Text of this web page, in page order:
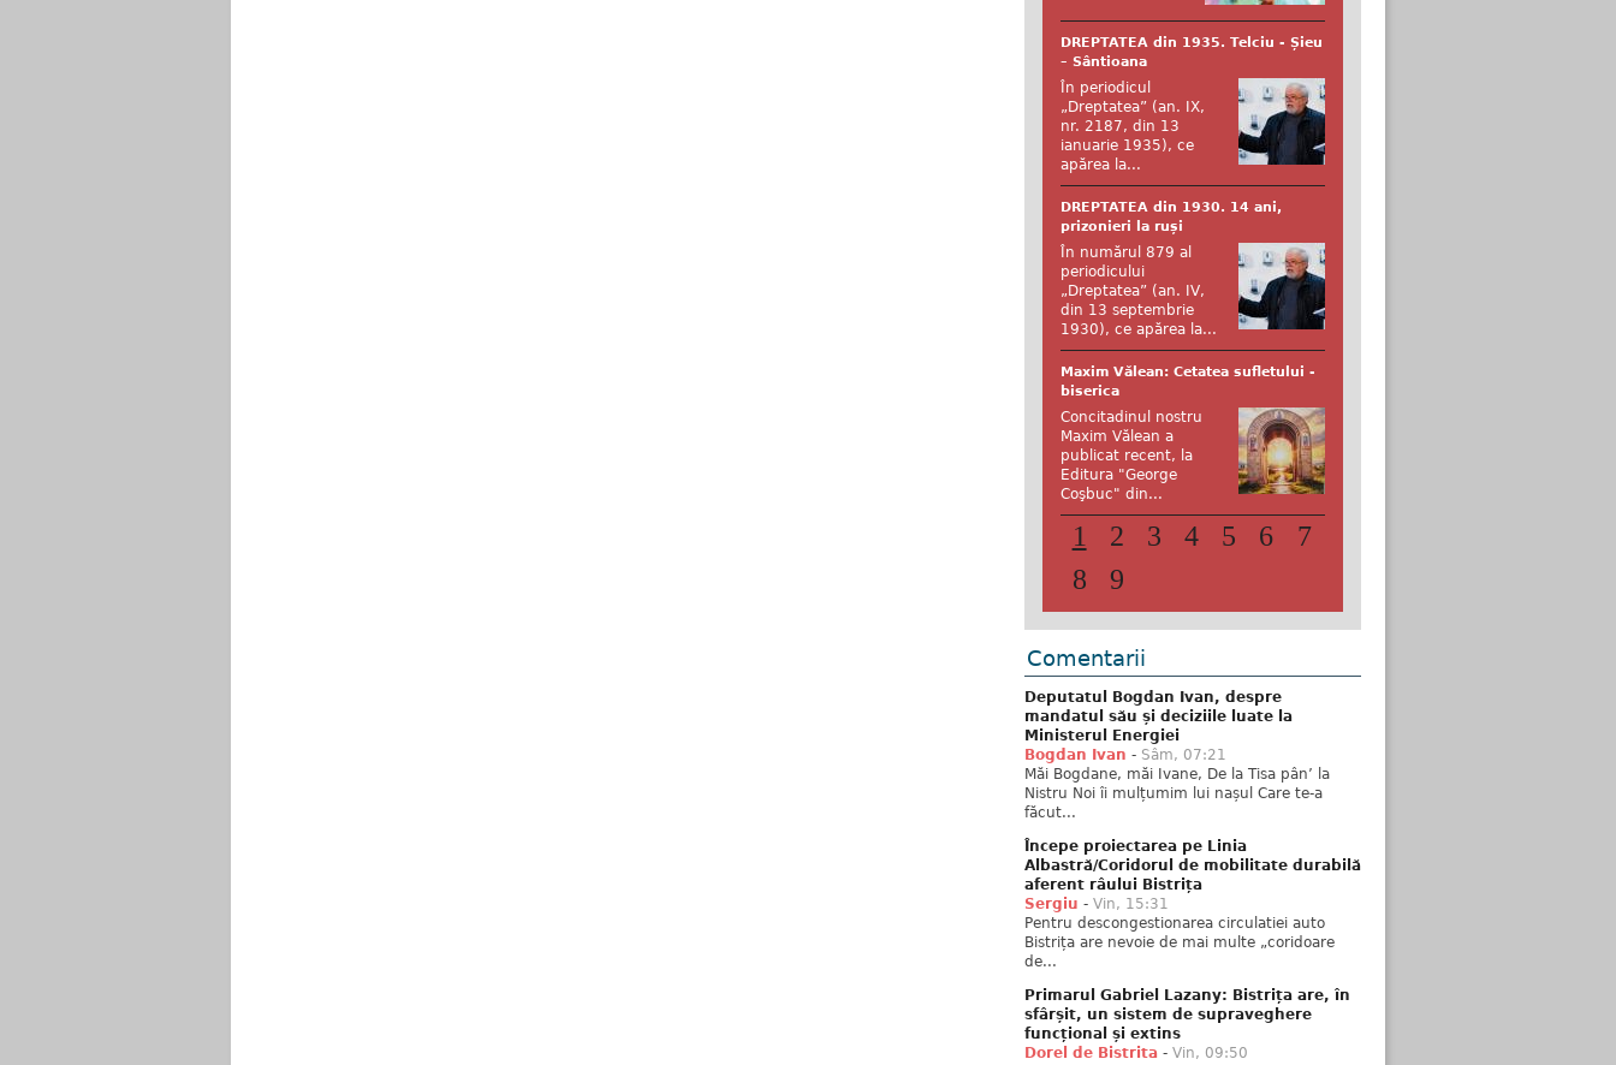
DREPTATEA din 1935. Telciu - Șieu
– Sântioana
În periodicul
„Dreptatea” (an. IX,
nr. 2187, din 13
ianuarie 1935), ce
apărea la...
DREPTATEA din 1930. 14 ani,
prizonieri la ruși
În numărul 879 al
periodicului
„Dreptatea” (an. IV,
din 13 septembrie
1930), ce apărea la...
Maxim Vălean: Cetatea sufletului -
biserica
Concitadinul nostru
Maxim Vălean a
publicat recent, la
Editura "George
Coşbuc" din...
1 2 3 4 5 6
7
8
9
Comentarii
Deputatul Bogdan Ivan, despre
mandatul său și deciziile luate la
Ministerul Energiei
Bogdan Ivan - Sâm, 07:21
Măi Bogdane, măi Ivane, De la Tisa pân’ la
Nistru Noi îi mulțumim lui nașul Care te-a
făcut...
Începe proiectarea pe Linia
Albastră/Coridorul de mobilitate durabilă
aferent râului Bistrița
Sergiu - Vin, 15:31
Pentru descongestionarea circulatiei auto
Bistrița are nevoie de mai multe „coridoare
de...
Primarul Gabriel Lazany: Bistrița are, în
sfârșit, un sistem de supraveghere
funcțional și extins
Dorel de Bistrita - Vin, 09:50